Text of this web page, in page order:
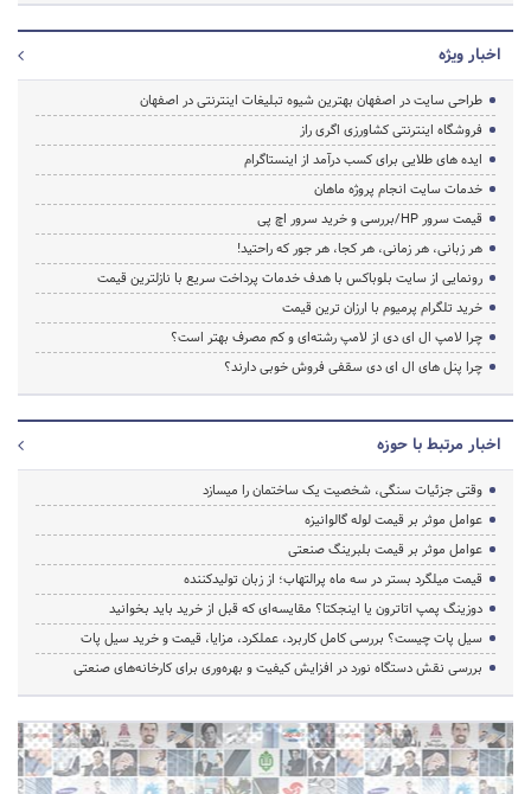
اخبار ویژه
طراحی سایت در اصفهان بهترین شیوه تبلیغات اینترنتی در اصفهان
فروشگاه اینترنتی کشاورزی اگری راز
ایده های طلایی برای کسب درآمد از اینستاگرام
خدمات سایت انجام پروژه ماهان
قیمت سرور HP/بررسی و خرید سرور اچ پی
هر زبانی، هر زمانی، هر کجا، هر جور که راحتید!
رونمایی از سایت بلوباکس با هدف خدمات پرداخت سریع با نازلترین قیمت
خرید تلگرام پرمیوم با ارزان ترین قیمت
چرا لامپ ال ای دی از لامپ رشته‌ای و کم مصرف بهتر است؟
چرا پنل های ال ای دی سقفی فروش خوبی دارند؟
اخبار مرتبط با حوزه
وقتی جزئیات سنگی، شخصیت یک ساختمان را میسازد
عوامل موثر بر قیمت لوله گالوانیزه
عوامل موثر بر قیمت بلبرینگ صنعتی
قیمت میلگرد بستر در سه ماه پرالتهاب؛ از زبان تولیدکننده
دوزینگ پمپ اتاترون یا اینجکتا؟ مقایسه‌ای که قبل از خرید باید بخوانید
سیل پات چیست؟ بررسی کامل کاربرد، عملکرد، مزایا، قیمت و خرید سیل پات
بررسی نقش دستگاه نورد در افزایش کیفیت و بهره‌وری برای کارخانه‌های صنعتی